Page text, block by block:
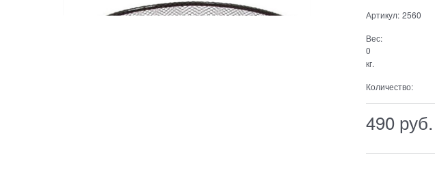
Артикул: 2560
Вес:
0
кг.
Количество:
490 руб.